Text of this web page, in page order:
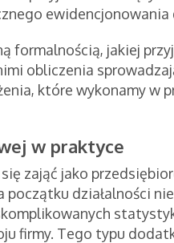
ewidencjonowania
formalnością, jakiej
obliczenia
które wykonamy w
w praktyce
zająć jako
początku działalności
firmy. Tego typu